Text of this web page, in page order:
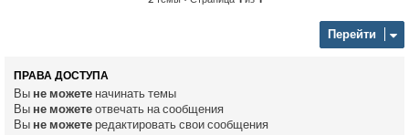
Перейти
ПРАВА ДОСТУПА
Вы не можете начинать темы
Вы не можете отвечать на сообщения
Вы не можете редактировать свои сообщения